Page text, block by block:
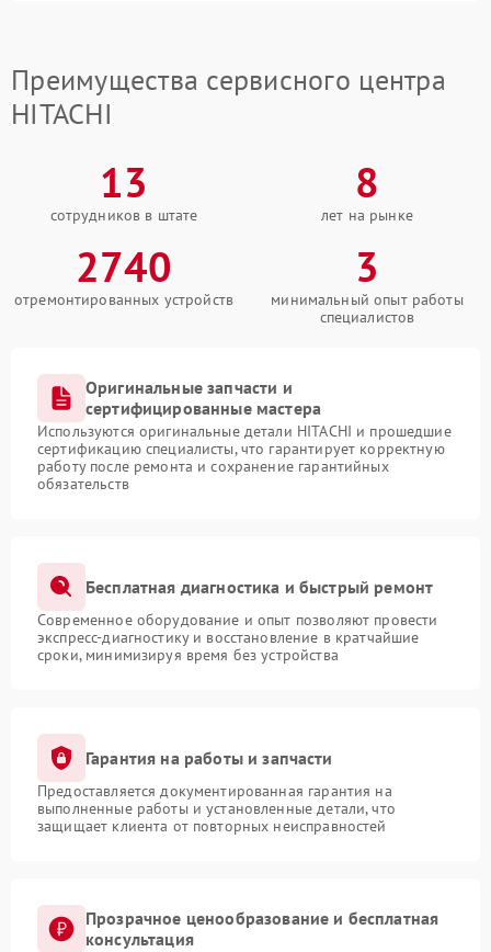
Преимущества сервисного центра
HITACHI
13
сотрудников в штате
8
лет на рынке
2740
отремонтированных устройств
3
минимальный опыт работы
специалистов
Оригинальные запчасти и
сертифицированные мастера
Используются оригинальные детали HITACHI и прошедшие
сертификацию специалисты, что гарантирует корректную
работу после ремонта и сохранение гарантийных
обязательств
Бесплатная диагностика и быстрый ремонт
Современное оборудование и опыт позволяют провести
экспресс-диагностику и восстановление в кратчайшие
сроки, минимизируя время без устройства
Гарантия на работы и запчасти
Предоставляется документированная гарантия на
выполненные работы и установленные детали, что
защищает клиента от повторных неисправностей
Прозрачное ценообразование и бесплатная
консультация